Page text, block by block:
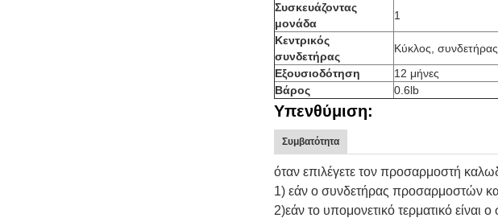
Συσκευάζοντας
μονάδα
1
Κεντρικός
συνδετήρας
Κύκλος,
Εξουσιοδότηση
12 μήνες
Βάρος
0.6lb
Υπενθύμιση:
Συμβατότητα
όταν επιλέγετε τον προσαρμοστή
1) εάν ο συνδετήρας προσαρμοστών
2)εάν το υπομονετικό τερματικό είναι